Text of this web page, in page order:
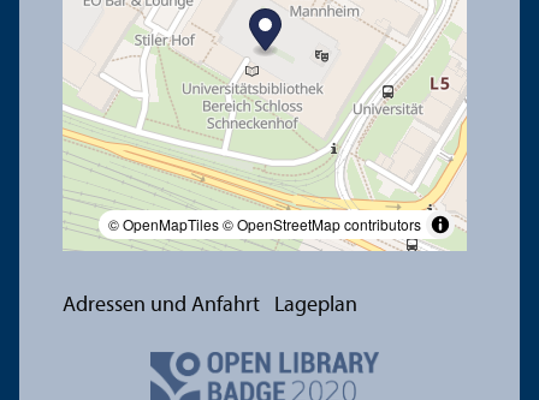
© OpenMapTiles© OpenStreetMap contributors
Adressen und Anfahrt Lageplan